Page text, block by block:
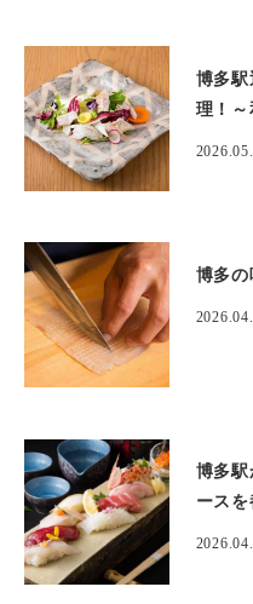
博多
理！
博多
博多駅
ース